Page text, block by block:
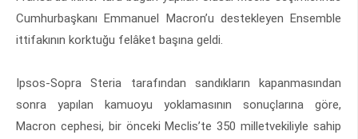
Cumhurbaşkanı Emmanuel Macron’u destekleyen Ensemble
ittifakının korktuğu felâket başına geldi.
Ipsos-Sopra Steria tarafından sandıkların kapanmasından
sonra yapılan kamuoyu yoklamasının sonuçlarına göre,
Macron cephesi, bir önceki Meclis’te 350 milletvekiliyle sahip